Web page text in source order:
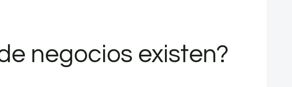
negocios existen?